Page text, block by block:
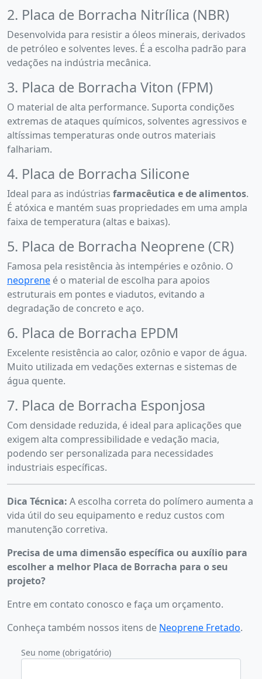
2. Placa de Borracha Nitrílica (NBR)
Desenvolvida para resistir a óleos minerais, derivados
de petróleo e solventes leves. É a escolha padrão para
vedações na indústria mecânica.
3. Placa de Borracha Viton (FPM)
O material de alta performance. Suporta condições
extremas de ataques químicos, solventes agressivos e
altíssimas temperaturas onde outros materiais
falhariam.
4. Placa de Borracha Silicone
Ideal para as indústrias farmacêutica e de alimentos.
É atóxica e mantém suas propriedades em uma ampla
faixa de temperatura (altas e baixas).
5. Placa de Borracha Neoprene (CR)
Famosa pela resistência às intempéries e ozônio. O
neoprene é o material de escolha para apoios
estruturais em pontes e viadutos, evitando a
degradação de concreto e aço.
6. Placa de Borracha EPDM
Excelente resistência ao calor, ozônio e vapor de água.
Muito utilizada em vedações externas e sistemas de
água quente.
7. Placa de Borracha Esponjosa
Com densidade reduzida, é ideal para aplicações que
exigem alta compressibilidade e vedação macia,
podendo ser personalizada para necessidades
industriais específicas.
Dica Técnica: A escolha correta do polímero aumenta a
vida útil do seu equipamento e reduz custos com
manutenção corretiva.
Precisa de uma dimensão específica ou auxílio para
escolher a melhor Placa de Borracha para o seu
projeto?
Entre em contato conosco e faça um orçamento.
Conheça também nossos itens de Neoprene Fretado.
Seu nome (obrigatório)